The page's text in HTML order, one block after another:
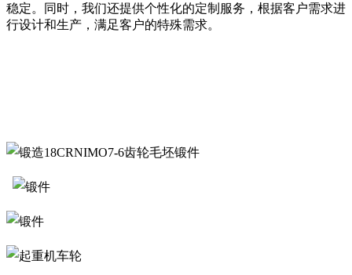
稳定。同时，我们还提供个性化的定制服务，根据客户需求进
行设计和生产，满足客户的特殊需求。